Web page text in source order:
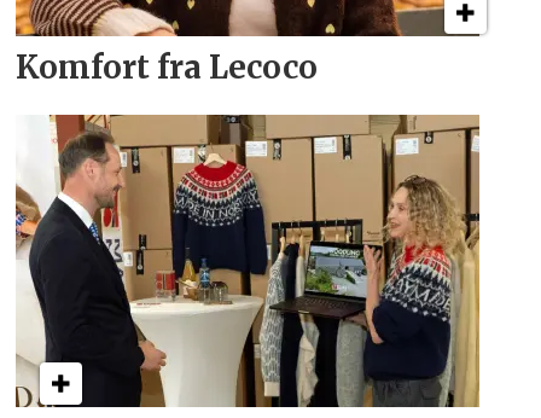
Komfort fra Lecoco